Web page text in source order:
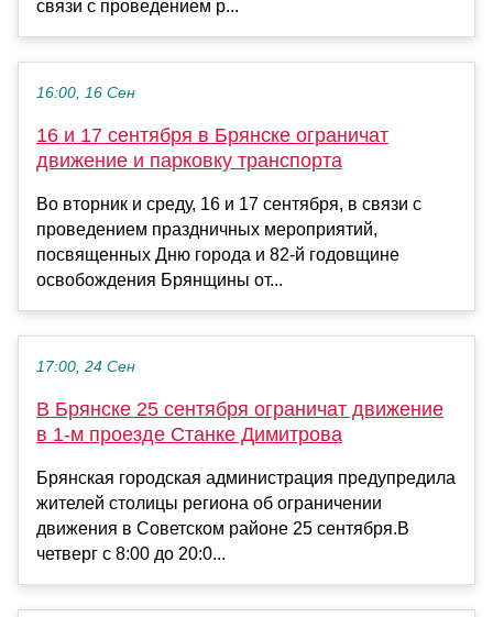
связи с проведением р...
16:00, 16 Сен
16 и 17 сентября в Брянске ограничат
движение и парковку транспорта
Во вторник и среду, 16 и 17 сентября, в связи с
проведением праздничных мероприятий,
посвященных Дню города и 82-й годовщине
освобождения Брянщины от...
17:00, 24 Сен
В Брянске 25 сентября ограничат движение
в 1-м проезде Станке Димитрова
Брянская городская администрация предупредила
жителей столицы региона об ограничении
движения в Советском районе 25 сентября.В
четверг с 8:00 до 20:0...